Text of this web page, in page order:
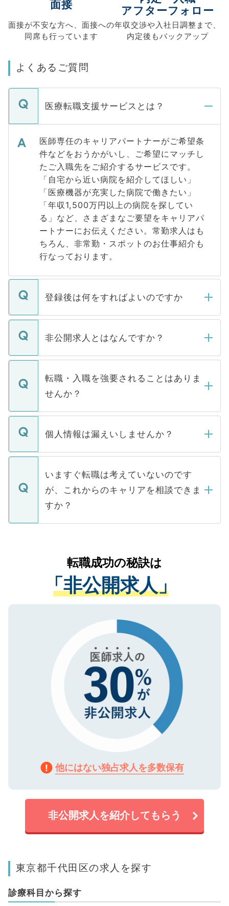
面接
面接が不安な方へ、 面接への
同席も行っています
アフターフォロー
年収交渉や入社日調整まで、
内定後もバックアップ
よくあるご質問
医療転職支援サービスとは？
医師専任のキャリアパートナーがご希望条
件などをおうかがいし、ご希望にマッチし
たご入職先をご紹介するサービスです。
「自宅から近い病院を紹介してほしい」
「医療機器が充実した病院で働きたい」
「年収1,500万円以上の病院を探してい
る」など、さまざまなご要望をキャリアパ
ートナーにお伝えください。常勤求人はも
ちろん、非常勤・スポットのお仕事紹介も
行なっております。
登録後は何をすればよいのですか
ご登録いただきましたら、弊社担当者がご
登録内容を確認し、その後メールもしくは
ます。通常、5営業日以内にはご連絡をせて
いただきますので、しばらくお待ちくださ
非公開求人とはなんですか？
マイナビDOCTORで取り扱っている求人の
うち約3割は、Webサイトからご覧いただ
けない「非公開求人」です。非公開求人は
下記の理由によって、一般には公開してい
ません。
■応募殺到を避けるため 人気のある医療機
関を公にしてしまうと、応募が殺到する場
に、医療機関が求める条件に合った人材の
みを人材紹介会社に依頼するケースが増え
ています。
転職・入職を強要されることはありま
せんか？
転職・入職を強要することは一切ありませ
ん。また、仮に応募先から内定をいただい
定を承諾する必要はありません。内定先へ
の辞退の連絡はキャリアパートナーが行い
個人情報は漏えいしませんか？
個人情報が漏えいすることはありませんの
で、ご安心ください。当サイトからの登録
などで収集したご登録者様の個人情報は、
ご本人のキャリアアップおよび転職活動の
支援を目的に使用いたします。お預かりし
ているすべての個人データはご本人の許可
は、個人情報の取り扱いについての厳密な
管理基準を満たした事業者のみに付与され
る、プライバシーマークを取得済みです。
で、機密保持に関してもご安心ください。
いますぐ転職は考えていないのです
が、これからのキャリアを相談できま
すか？
かがいして、現在の医療機関の状況や紹介
経験をまじえながら、適切なアドバイスを
させていただきます。すぐにご転職をされ
ない方には、長期的なサポートが可能です
ので、まずはご登録ください。
転職成功の秘訣は
「非公開求人」
他にはない独占求人を多数保有
非公開求人を紹介してもらう
東京都千代田区の求人を探す
診療科目から探す